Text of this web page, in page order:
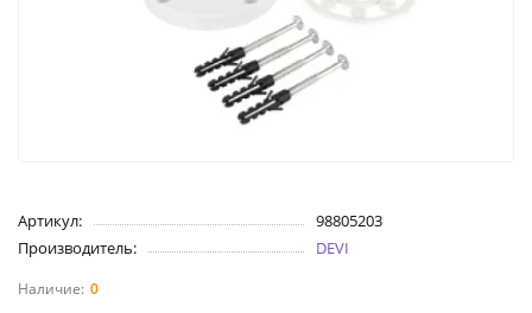
Артикул:
98805203
Производитель:
DEVI
0